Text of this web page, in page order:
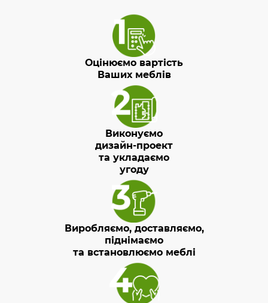
Оцінюємо вартість
Ваших меблів
Виконуємо
дизайн-проект
та укладаємо
угоду
Виробляємо, доставляємо,
піднімаємо
та встановлюємо меблі